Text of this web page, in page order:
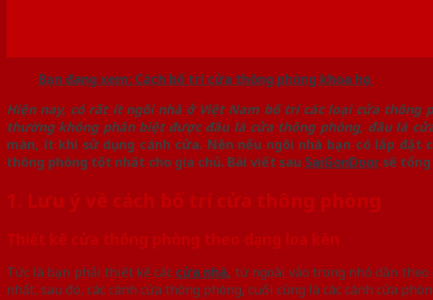
Bạn đang xem: Cách bố trí cửa thông phòng khoa học
Hiện nay, có rất ít ngôi nhà ở Việt Nam bố trí các loại cửa thông
thường không phân biệt được đâu là cửa thông phòng, đâu là
màn, ít khi sử dụng cánh cửa. Nên nếu ngôi nhà bạn có lắp
thông phòng tốt nhất cho gia chủ. Bài viết sau SaiGonDoorsẽ
1. Lưu ý về cách bố trí cửa thông phòng
Thiết kế cửa thông phòng theo dạng loa kèn
Tức là bạn phải thiết kế các cửa nhà, từ ngoài vào trong nhỏ dần theo
nhất, sau đó, các cánh cửa thông phòng, cuối cùng là các cánh cửa